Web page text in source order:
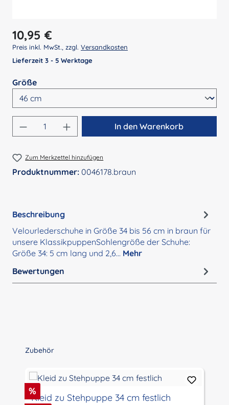
Regulärer Preis:
10,95 €
Preis inkl. MwSt., zzgl. Versandkosten
Lieferzeit 3 - 5 Werktage
Größeauswählen
Produkt Anzahl: Gib den gewünschten
In den Warenkorb
Zum Merkzettel hinzufügen
Produktnummer: 0046178.braun
Beschreibung
Velourlederschuhe in Größe 34 bis 56 cm in braun für
unsere KlassikpuppenSohlengröße der Schuhe:
Größe 34: 5 cm lang und 2,6… Mehr
Bewertungen
Produktgalerie überspringen
Zubehör
Rabatt
%
Kleid zu Stehpuppe 34 cm festlich